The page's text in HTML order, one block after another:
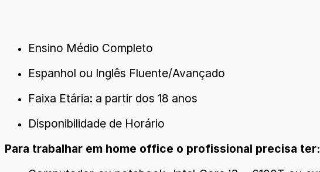
Ensino Médio Completo
Espanhol ou Inglês Fluente/Avançado
Faixa Etária: a partir dos 18 anos
Disponibilidade de Horário
Para trabalhar em home office o profissional precisa ter: